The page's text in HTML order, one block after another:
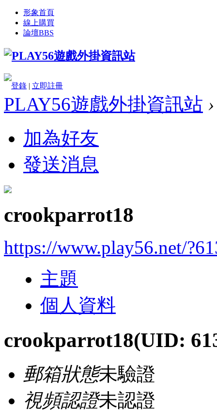
形象首頁
線上購買
論壇BBS
登錄 | 立即註冊
PLAY56遊戲外掛資訊站 ›
加為好友
發送消息
crookparrot18
https://www.play56.net/
主題
個人資料
crookparrot18(UID:
郵箱狀態未驗證
視頻認證未認證